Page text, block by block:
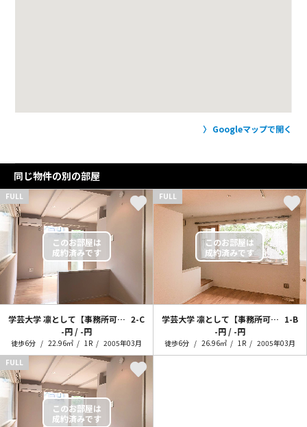
Googleマップで開く
同じ物件の別の部屋
FULL
学芸大学 凛として【事務所可能】 2-C
-円 / -円
徒歩6分 22.96㎡ 1R 2005年03月
FULL
学芸大学 凛として【事務所可能】 1-B
-円 / -円
徒歩6分 26.96㎡ 1R
2005年03月
FULL